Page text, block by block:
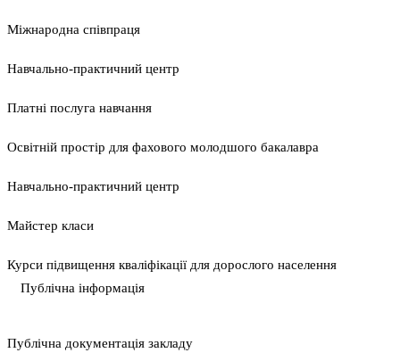
Міжнародна співпраця
Навчально-практичний центр
Платні послуга навчання
Освітній простір для фахового молодшого бакалавра
Навчально-практичний центр
Майстер класи
Курси підвищення кваліфікації для дорослого населення
Публічна інформація
Публічна документація закладу